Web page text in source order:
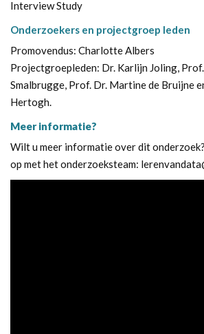
Interview Study
Onderzoekers en projectgroep leden
Promovendus: Charlotte Albers
Projectgroepleden: Dr. Karlijn Joling,
Smalbrugge, Prof. Dr. Martine de Bruijne
Hertogh.
Meer informatie?
Wilt u meer informatie over dit
op met het onderzoeksteam: